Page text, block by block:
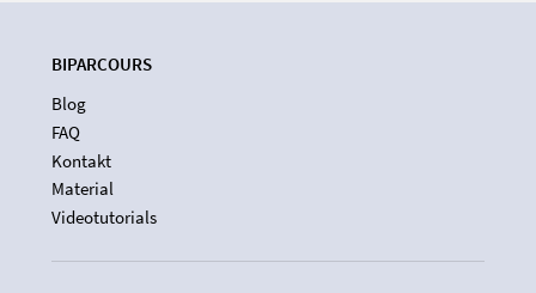
BIPARCOURS
Blog
FAQ
Kontakt
Material
Videotutorials